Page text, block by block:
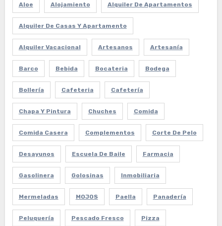
Aloe Alojamiento Alquiler De Apartamentos
Alquiler De Casas Y Apartamento
Alquiler Vacacional Artesanos Artesanía
Barco Bebida Bocateria Bodega
Bollería Cafeteria Cafetería
Chapa Y Pintura Chuches Comida
Comida Casera Complementos Corte De Pelo
Desayunos Escuela De Baile Farmacia
Gasolinera Golosinas Inmobiliaria
Mermeladas MOJOS Paella Panadería
Peluquería Pescado Fresco Pizza